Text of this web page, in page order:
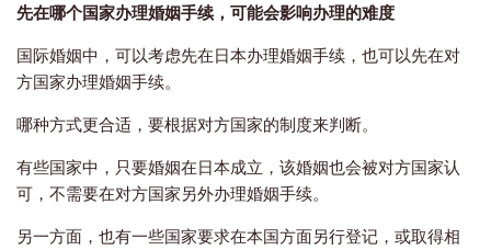
先在哪个国家办理婚姻手续，可能会影响办理的难度
国际婚姻中，可以考虑先在日本办理婚姻手续，也可以先在对
方国家办理婚姻手续。
哪种方式更合适，要根据对方国家的制度来判断。
有些国家中，只要婚姻在日本成立，该婚姻也会被对方国家认
可，不需要在对方国家另外办理婚姻手续。
另一方面，也有一些国家要求在本国方面另行登记，或取得相